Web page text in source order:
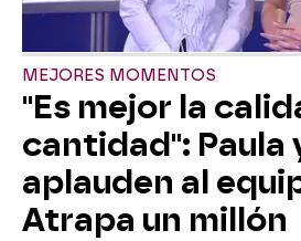
MEJORES MOMENTOS
"Es mejor la
cantidad": Paula
aplauden al
Atrapa un millón